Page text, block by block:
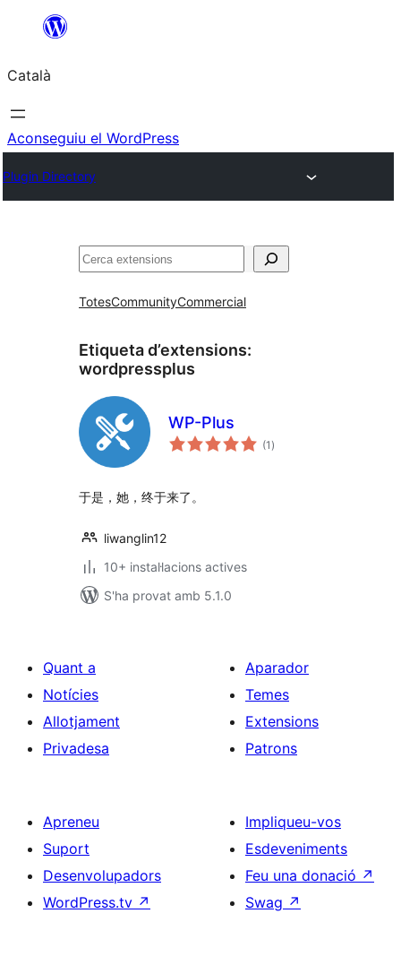
contingut
Català
Aconseguiu el WordPress
Plugin Directory
Cerca
TotesCommunityCommercial
Etiqueta d’extensions:
wordpressplus
WP-Plus
(1 puntuacions
totals
)
于是，她，终于来了。
liwanglin12
10+ instal·lacions actives
S'ha provat amb 5.1.0
Quant a
Notícies
Allotjament
Privadesa
Aparador
Temes
Extensions
Patrons
Apreneu
Suport
Desenvolupadors
WordPress.tv ↗
Impliqueu-vos
Esdeveniments
Feu una donació ↗
Swag ↗